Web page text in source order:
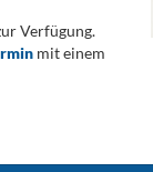
Verfügung.
mit einem